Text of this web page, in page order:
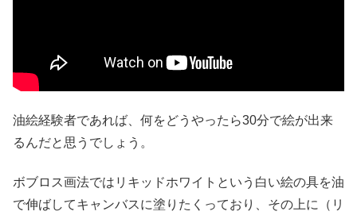
油絵経験者であれば、何をどうやったら30分で絵が出来
るんだと思うでしょう。
ボブロス画法ではリキッドホワイトという白い絵の具を油
で伸ばしてキャンバスに塗りたくっており、その上に（リ